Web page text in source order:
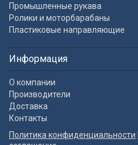
Промышленные рукава
Ролики и моторбарабаны
Пластиковые направляющие
Информация
О компании
Производители
Доставка
Контакты
Политика конфиденциальности